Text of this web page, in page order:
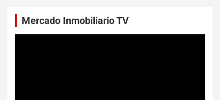
Mercado Inmobiliario TV